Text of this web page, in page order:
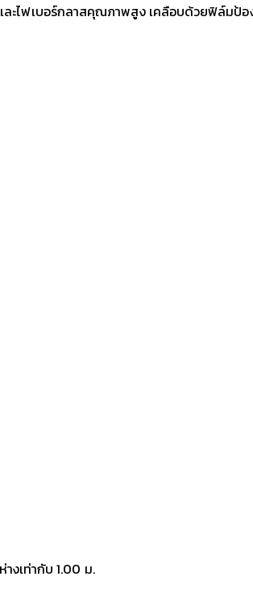
ะไฟเบอร์กลาสคุณภาพสูง เคลือบด้วยฟิล์มป้
งเท่ากับ 1.00 ม.